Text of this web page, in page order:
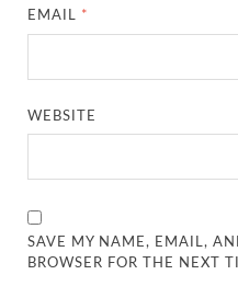
EMAIL *
WEBSITE
SAVE MY NAME, EMAIL,
BROWSER FOR THE NEXT